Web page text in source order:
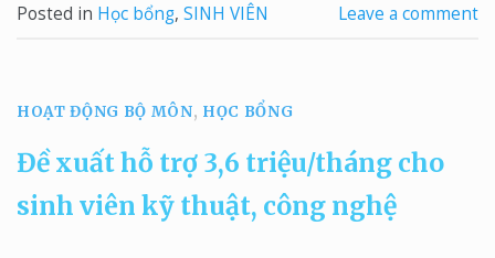
Posted in Học bổng, SINH VIÊN Leave a comment
HOẠT ĐỘNG BỘ MÔN, HỌC BỔNG
Đề xuất hỗ trợ 3,6 triệu/tháng cho
sinh viên kỹ thuật, công nghệ